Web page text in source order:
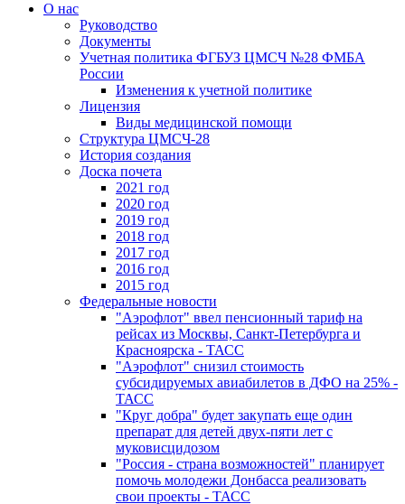
О нас
Руководство
Документы
Учетная политика ФГБУЗ ЦМСЧ №28 ФМБА
России
Изменения к учетной политике
Лицензия
Виды медицинской помощи
Структура ЦМСЧ-28
История создания
Доска почета
2021 год
2020 год
2019 год
2018 год
2017 год
2016 год
2015 год
Федеральные новости
"Аэрофлот" ввел пенсионный тариф на
рейсах из Москвы, Санкт-Петербурга и
Красноярска - ТАСС
"Аэрофлот" снизил стоимость
субсидируемых авиабилетов в ДФО на 25% -
ТАСС
"Круг добра" будет закупать еще один
препарат для детей двух-пяти лет с
муковисцидозом
"Россия - страна возможностей" планирует
помочь молодежи Донбасса реализовать
свои проекты - ТАСС